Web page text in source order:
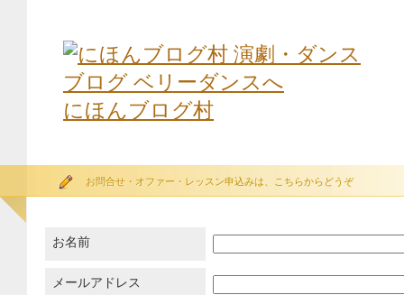
にほんブログ村
お問合せ・オファー・レッスン申込みは、こちらからどうぞ
お名前
メールアドレス